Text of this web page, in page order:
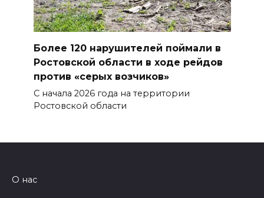
Более 120 нарушителей поймали в
Ростовской области в ходе рейдов
против «серых возчиков»
С начала 2026 года на территории
Ростовской области
О нас